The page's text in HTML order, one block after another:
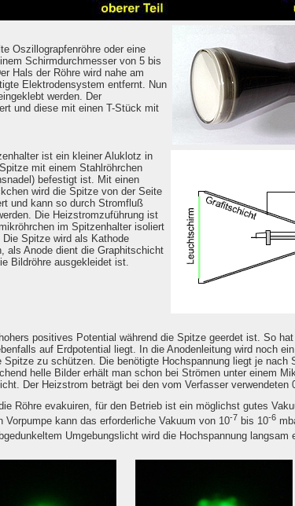
Oszillograpfenröhre oder eine
Schirmdurchmesser von 5 bis
Hals der Röhre wird nahe am
Elektrodensystem entfernt. Nun
werden. Der
und diese mit einen T-Stück mit
ist ein kleiner Aluklotz in
mit einem Stahlröhrchen
befestigt ist. Mit einen
wird die Spitze von der Seite
und kann so durch Stromfluß
Die Heizstromzuführung ist
im Spitzenhalter isoliert
Die Spitze wird als Kathode
als Anode dient die Graphitschicht
Bildröhre ausgekleidet ist.
positives Potential während die Spitze geerdet ist. So
auf Erdpotential liegt. In die Anodenleitung wird noch
zu schützen. Die benötigte Hochspannung liegt je nach
helle Bilder erhält man schon bei Strömen unter einem
Der Heizstrom beträgt bei den vom Verfasser verwendeten
Röhre evakuiren, für den Betrieb ist ein möglichst gutes
kann das erforderliche Vakuum von 10-7 bis 10-6
Umgebungslicht wird die Hochspannung langsam